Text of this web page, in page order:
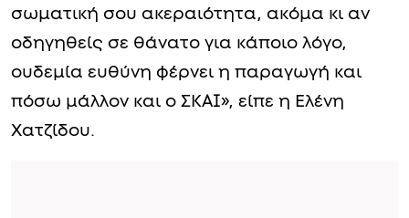
σωματική σου ακεραιότητα, ακόμα κι αν
οδηγηθείς σε θάνατο για κάποιο λόγο,
ουδεμία ευθύνη φέρνει η παραγωγή και
πόσω μάλλον και ο ΣΚΑΙ», είπε η Ελένη
Χατζίδου.